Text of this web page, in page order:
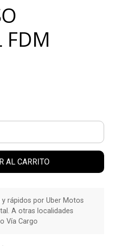
FDM
AL CARRITO
rápidos por Uber Motos
A otras localidades
Vía Cargo